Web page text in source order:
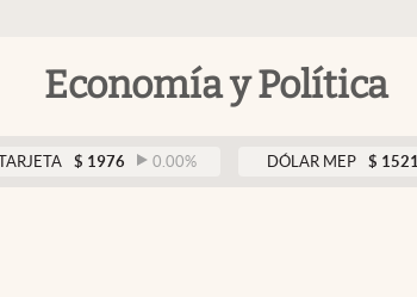
Economía y Política
$ 1976 0.00% DÓLAR MEP $ 1521,52